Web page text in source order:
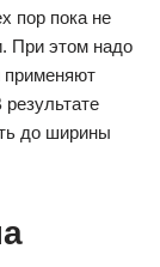
пор пока не
При этом надо
до ширины